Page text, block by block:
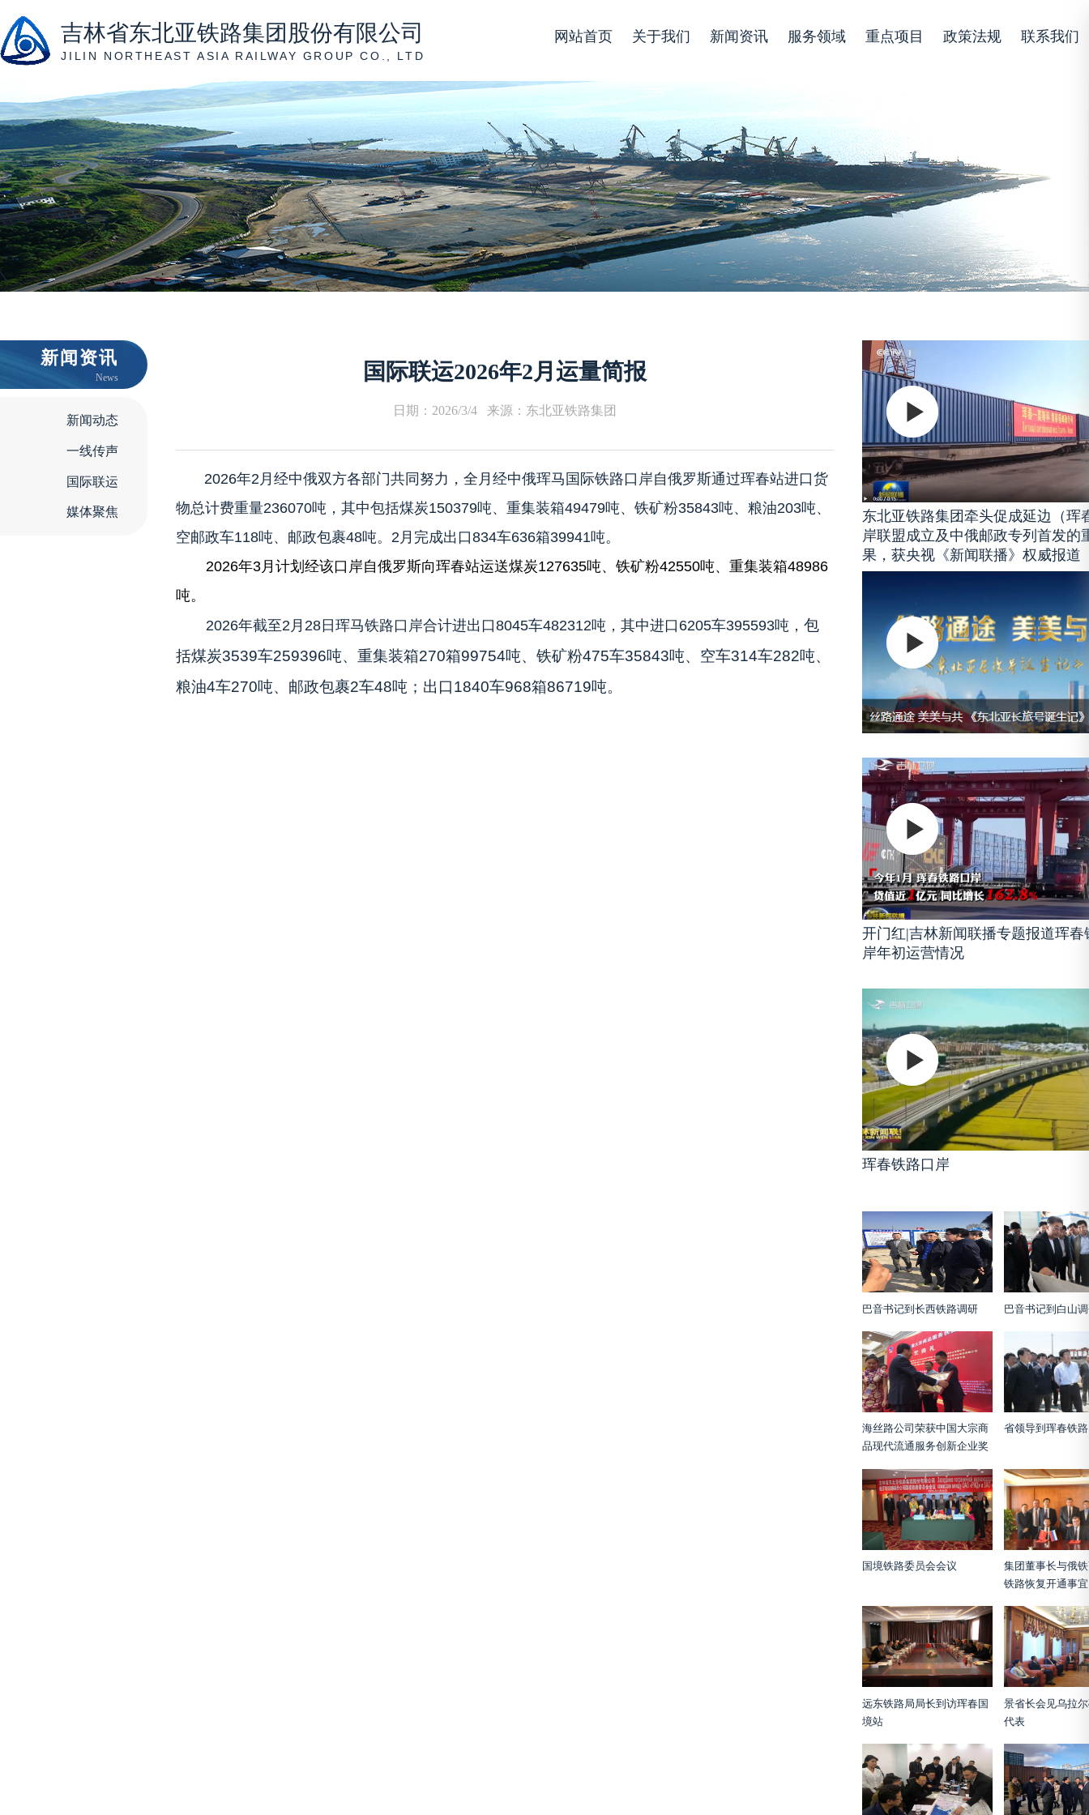
吉林省东北亚铁路集团股份有限公司
JILIN NORTHEAST ASIA RAILWAY GROUP CO., LTD
网站首页 关于我们 新闻资讯 服务领域 重点项目 政策法规 联系我们
新闻资讯
News
新闻动态
一线传声
国际联运
媒体聚焦
国际联运2026年2月运量简报
日期：2026/3/4 来源：东北亚铁路集团
2026年2月经中俄双方各部门共同努力，全月经中俄珲马国际铁路口岸自俄罗斯通过珲春站进口货
物总计费重量236070吨，其中包括煤炭150379吨、重集装箱49479吨、铁矿粉35843吨、粮油203吨、
空邮政车118吨、邮政包裹48吨。2月完成出口834车636箱39941吨。
2026年3月计划经该口岸自俄罗斯向珲春站运送煤炭127635吨、铁矿粉42550吨、重集装箱48986
吨。
2026年截至2月28日珲马铁路口岸合计进出口8045车482312吨，其中进口6205车395593吨， 包
括煤炭3539车259396吨、重集装箱270箱99754吨、铁矿粉475车35843吨、空车314车282吨、
粮油4车270吨、邮政包裹2车48吨；出口1840车968箱86719吨。
东北亚铁路集团牵头促成延边（珲
岸联盟成立及中俄邮政专列首发的
果，获央视《新闻联播》权威报道
开门红|吉林新闻联播专题报道珲春
岸年初运营情况
珲春铁路口岸
巴音书记到长西铁路调研 巴音书记到白山
海丝路公司荣获中国大宗商
品现代流通服务创新企业奖
省领导到珲春铁
国境铁路委员会会议
集团董事长与俄
铁路恢复开通事宜
远东铁路局局长到访珲春国
境站
景省长会见乌拉
代表